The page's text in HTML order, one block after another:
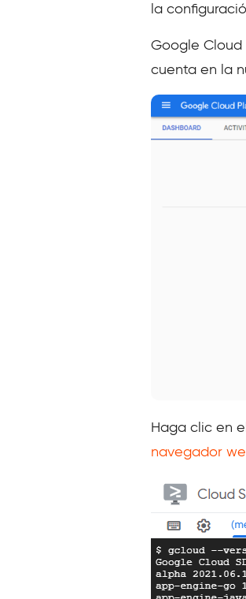
la
Google Cloud
cuenta en la
Haga clic en
navegador